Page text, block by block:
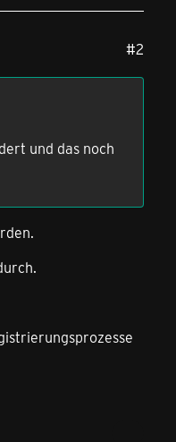
#2
und das noch